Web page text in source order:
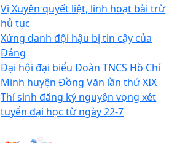
Vị Xuyên quyết liệt, linh hoạt bài trừ
hủ tục
Xứng danh đội hậu bị tin cậy của
Đảng
Đại hội đại biểu Đoàn TNCS Hồ Chí
Minh huyện Đồng Văn lần thứ XIX
Thí sinh đăng ký nguyện vọng xét
tuyển đại học từ ngày 22-7